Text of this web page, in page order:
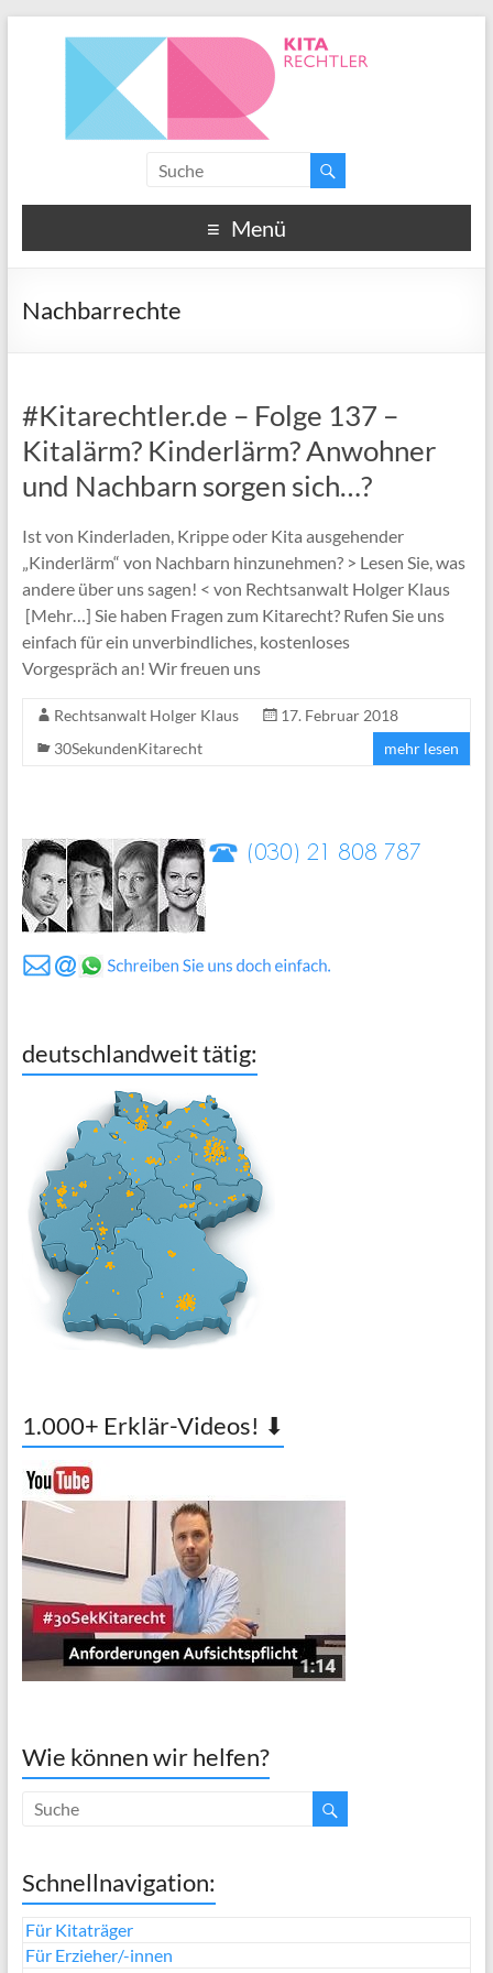
Menü
Nachbarrechte
#Kitarechtler.de – Folge 137 –
Kitalärm? Kinderlärm? Anwohner
und Nachbarn sorgen sich…?
Ist von Kinderladen, Krippe oder Kita ausgehender
„Kinderlärm“ von Nachbarn hinzunehmen? > Lesen Sie, was
andere über uns sagen! < von Rechtsanwalt Holger Klaus
[Mehr…] Sie haben Fragen zum Kitarecht? Rufen Sie uns
einfach für ein unverbindliches, kostenloses
Vorgespräch an! Wir freuen uns
Rechtsanwalt Holger Klaus
17. Februar 2018
30SekundenKitarecht
mehr lesen
deutschlandweit tätig:
1.000+ Erklär-Videos! ⬇
Wie können wir helfen?
Schnellnavigation:
Für Kitaträger
Für Erzieher/-innen